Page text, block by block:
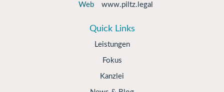
Web
www.piltz.legal
Quick Links
Leistungen
Fokus
Kanzlei